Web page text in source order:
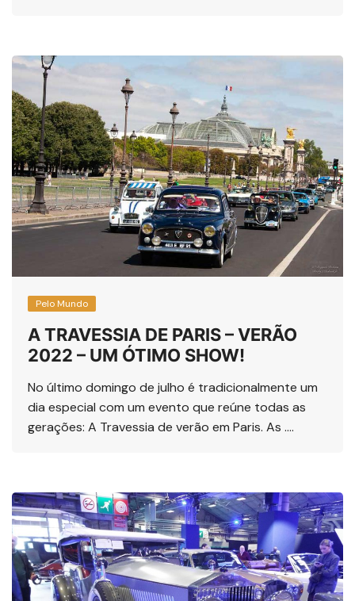
Pelo Mundo
A TRAVESSIA DE PARIS – VERÃO
2022 – UM ÓTIMO SHOW!
No último domingo de julho é tradicionalmente um
dia especial com um evento que reúne todas as
gerações: A Travessia de verão em Paris. As ….